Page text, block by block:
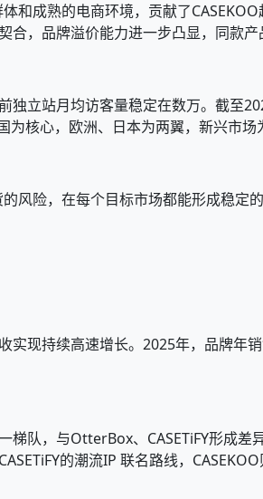
和成熟的电商环境，贡献了
合，品牌溢价能力进一步凸显，同款
独立站月均访客量稳定在数万。截至
核心，欧洲、日本为两翼，新兴市场
风险，在每个目标市场都能形成稳定的
实现持续高速增长。2025年，品牌年
梯队，与OtterBox、CASETiFY形成差
的潮流IP 联名路线，